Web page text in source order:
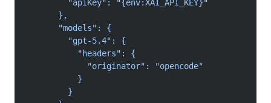
        "apiKey": "{env:XAI_API_KEY}"
      },
      "models": {
        "gpt-5.4": {
          "headers": {
            "originator": "opencode"
          }
        }